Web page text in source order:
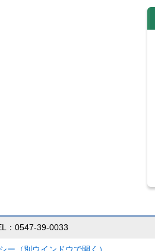
：0547-39-0033
ー（別ウインドウで開く）